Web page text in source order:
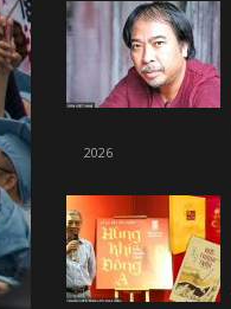
2026